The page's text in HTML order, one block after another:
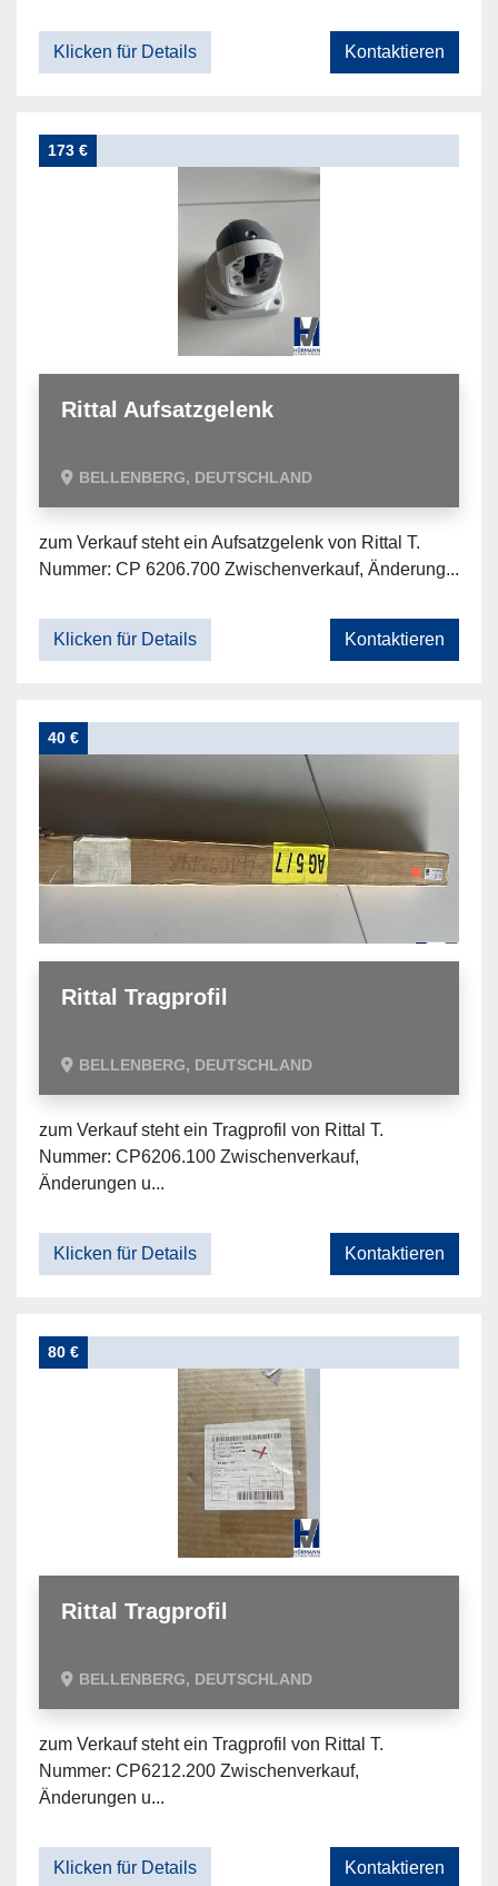
Klicken für Details Kontaktieren
173 €
Rittal Aufsatzgelenk
BELLENBERG, DEUTSCHLAND
zum Verkauf steht ein Aufsatzgelenk von Rittal T.
Nummer: CP 6206.700 Zwischenverkauf, Änderung...
Klicken für Details Kontaktieren
40 €
Rittal Tragprofil
BELLENBERG, DEUTSCHLAND
zum Verkauf steht ein Tragprofil von Rittal T.
Nummer: CP6206.100 Zwischenverkauf,
Änderungen u...
Klicken für Details Kontaktieren
80 €
Rittal Tragprofil
BELLENBERG, DEUTSCHLAND
zum Verkauf steht ein Tragprofil von Rittal T.
Nummer: CP6212.200 Zwischenverkauf,
Änderungen u...
Klicken für Details Kontaktieren